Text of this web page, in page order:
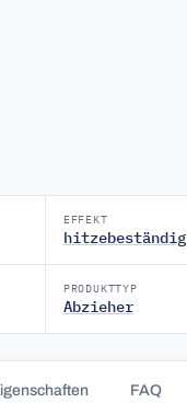
EFFEKT
hitzebeständig
PRODUKTTYP
Abzieher
FAQ